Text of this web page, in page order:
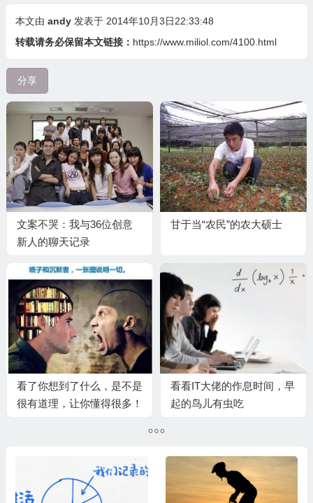
本文由 andy发表于 2014年10月3日22:33:48
转载请务必保留本文链接： https://www.miliol.com/4100.html
分享
文案不哭：我与36位创意
新人的聊天记录
甘于当“农民”的农大硕士
看了你想到了什么，是不是
很有道理，让你懂得很多！
看看IT大佬的作息时间，早
起的鸟儿有虫吃